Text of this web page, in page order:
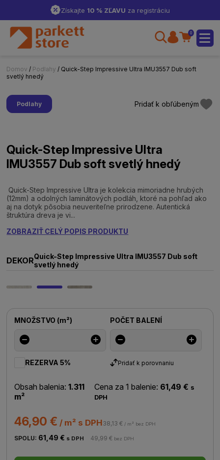
Získajte 10 % ZĽAVU za registráciu
0
Domov / Podlahy / Quick-Step Impressive Ultra IMU3557 Dub soft
svetlý hnedý
Podlahy Pridať k obľúbeným
Quick-Step Impressive Ultra
IMU3557 Dub soft svetlý hnedý
Quick-Step Impressive Ultra je kolekcia mimoriadne hrubých
(12mm) a odolných laminátových podláh, ktoré na pohľad ako
aj na dotyk pôsobia neuveriteľne prirodzene. Autentická
štruktúra dreva je vi...
ZOBRAZIŤ CELÝ POPIS PRODUKTU
DEKORQuick-Step Impressive Ultra IMU3557 Dub soft
svetlý hnedý
MNOŽSTVO (m²) POČET BALENÍ
REZERVA 5% Pridať k porovnaniu
Obsah balenia: 1.311
m²
Cena za 1 balenie: 61,49 € s
DPH
46,90 € / m² s DPH38,13 € / m² bez DPH
SPOLU: 61,49 € s DPH 49,99 € bez DPH